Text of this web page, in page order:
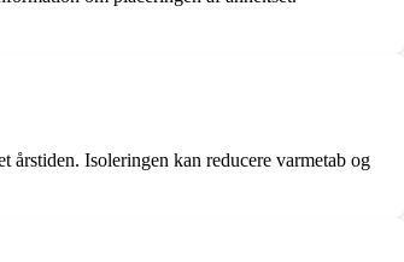
Isoleringen kan reducere varmetab og